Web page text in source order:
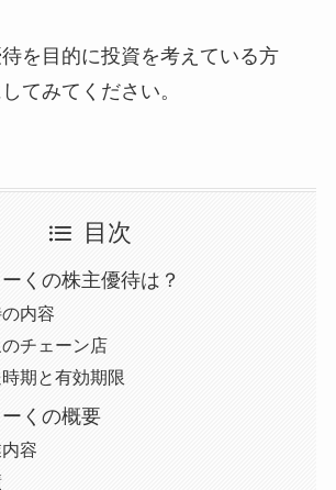
を目的に投資を考えている方
てみてください。
目次
くの株主優待は？
内容
チェーン店
期と有効期限
くの概要
容